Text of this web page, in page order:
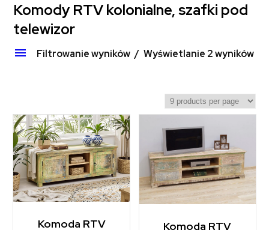
Komody RTV kolonialne, szafki pod
telewizor
Filtrowanie wyników Wyświetlanie 2 wyników
Komoda RTV Komoda RTV